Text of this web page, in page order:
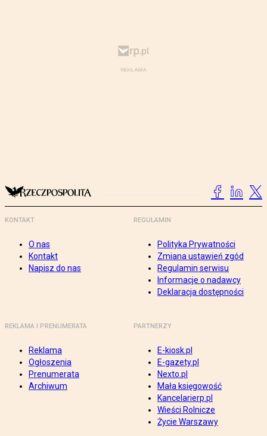
KONTAKT
O nas
Kontakt
Napisz do nas
REGULAMIN
Polityka Prywatności
Zmiana ustawień zgód
Regulamin serwisu
Informacje o nadawcy
Deklaracja dostępności
REKLAMA I PRENUMERATA
Reklama
Ogłoszenia
Prenumerata
Archiwum
PARTNERZY
E-kiosk.pl
E-gazety.pl
Nexto.pl
Mała księgowość
Kancelarierp.pl
Wieści Rolnicze
Życie Warszawy